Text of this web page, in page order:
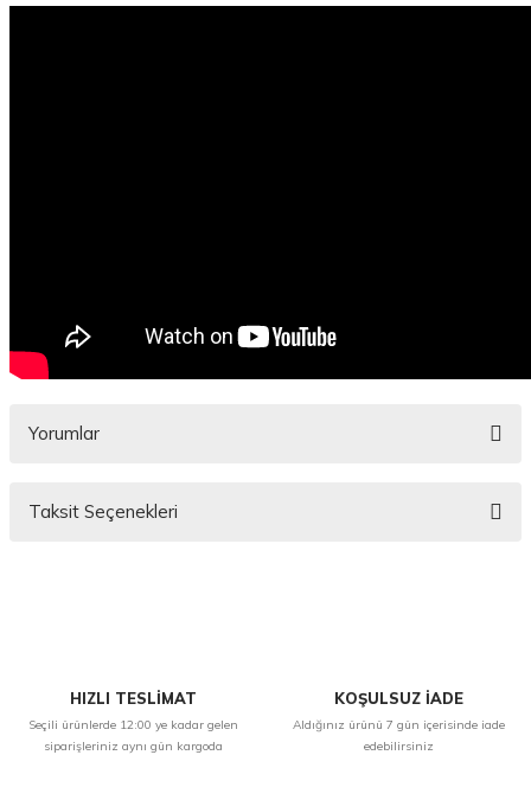
Yorumlar
Taksit Seçenekleri
HIZLI TESLİMAT
Seçili ürünlerde 12:00 ye kadar gelen
siparişleriniz aynı gün kargoda
KOŞULSUZ İADE
Aldığınız ürünü 7 gün içerisinde iade
edebilirsiniz